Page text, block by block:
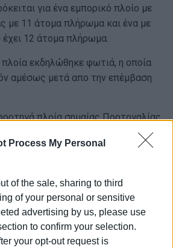
Process My Personal
of the sale, sharing to third
of your personal or sensitive
advertising by us, please use
to confirm your selection.
your opt-out request is
για ένα εμπορικό πλοίο με
με 11 άτομα πλήρωμα και ένα με
12 άτομα πλήρωμα.
εκδηλώθηκε φωτιά, η οποία
αμέσως μετά απο την επέμβαση
πλοία σημαίας Πορτογαλίας
πλήρωμα και σημαίας Μάλτας
άτομα πλήρωμα.
έχουν υποστεί ζημιές.
άμεσα σκάφη του Λιμενικού και
για να συνδράμουν στην